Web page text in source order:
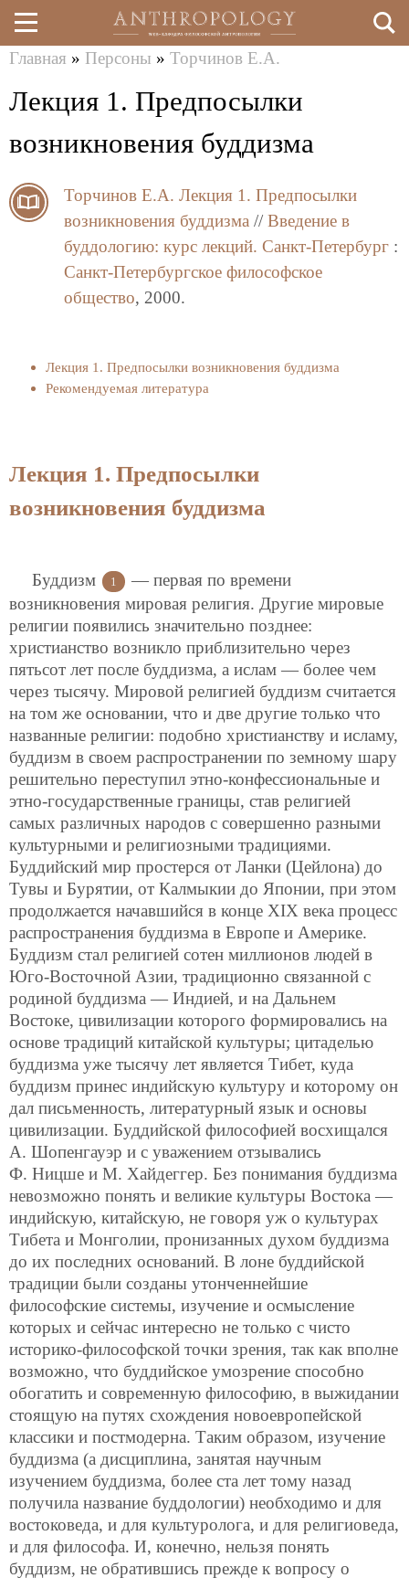
Перейти
здесь
Главная » Персоны » Торчинов Е.А.
Лекция 1. Предпосылки
возникновения буддизма
Торчинов Е.А. Лекция 1. Предпосылки
возникновения буддизма // Введение в
буддологию: курс лекций. Санкт-Петербург :
Санкт-Петербургское философское
общество, 2000.
Лекция 1. Предпосылки возникновения буддизма
Рекомендуемая литература
Лекция 1. Предпосылки
возникновения буддизма
Буддизм 1
— первая по времени
возникновения мировая религия. Другие мировые
религии появились значительно позднее:
христианство возникло приблизительно через
пятьсот лет после буддизма, а ислам — более чем
через тысячу. Мировой религией буддизм считается
на том же основании, что и две другие только что
названные религии: подобно христианству и исламу,
буддизм в своем распространении по земному шару
решительно переступил этно-конфессиональные и
этно-государственные границы, став религией
самых различных народов с совершенно разными
культурными и религиозными традициями.
Буддийский мир простерся от Ланки (Цейлона) до
Тувы и Бурятии, от Калмыкии до Японии, при этом
продолжается начавшийся в конце XIX века процесс
распространения буддизма в Европе и Америке.
Буддизм стал религией сотен миллионов людей в
Юго-Восточной Азии, традиционно связанной с
родиной буддизма — Индией, и на Дальнем
Востоке, цивилизации которого формировались на
основе традиций китайской культуры; цитаделью
буддизма уже тысячу лет является Тибет, куда
буддизм принес индийскую культуру и которому он
дал письменность, литературный язык и основы
цивилизации. Буддийской философией восхищался
А. Шопенгауэр и с уважением отзывались
Ф. Ницше и М. Хайдеггер. Без понимания буддизма
невозможно понять и великие культуры Востока —
индийскую, китайскую, не говоря уж о культурах
Тибета и Монголии, пронизанных духом буддизма
до их последних оснований. В лоне буддийской
традиции были созданы утонченнейшие
философские системы, изучение и осмысление
которых и сейчас интересно не только с чисто
историко-философской точки зрения, так как вполне
возможно, что буддийское умозрение способно
обогатить и современную философию, в выжидании
стоящую на путях схождения новоевропейской
классики и постмодерна. Таким образом, изучение
буддизма (а дисциплина, занятая научным
изучением буддизма, более ста лет тому назад
получила название буддологии) необходимо и для
востоковеда, и для культуролога, и для религиоведа,
и для философа. И, конечно, нельзя понять
буддизм, не обратившись прежде к вопросу о